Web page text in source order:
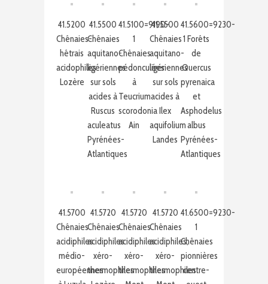
41.5200
Chênaies-
hêtrais
acidophiles
Lozère
41.5500
Chênaies
aquitano-
ligériennes
sur sols
acides à
Ruscus
aculeatus
Pyrénées-
Atlantiques
41.5100=9190-
1
Chênaies
pédonculées
à
Teucrium
scorodonia
Ain
41.5500
Chênaies
aquitano-
ligériennes
sur sols
acides à
Ilex
aquifolium
Landes
41.5600=9230-
1 Forêts
de
Quercus
pyrenaica
et
Asphodelus
albus
Pyrénées-
Atlantiques
41.5700
Chênaies
acidiphiles
médio-
européennes
41.5720
Chênaies
acidiphiles
xéro-
thermophiles
41.5720
Chênaies
acidiphiles
xéro-
thermophiles
41.5720
Chênaies
acidiphiles,
xéro-
thermophiles
41.6500=9230-
1
Chênaies
pionnières
centre-